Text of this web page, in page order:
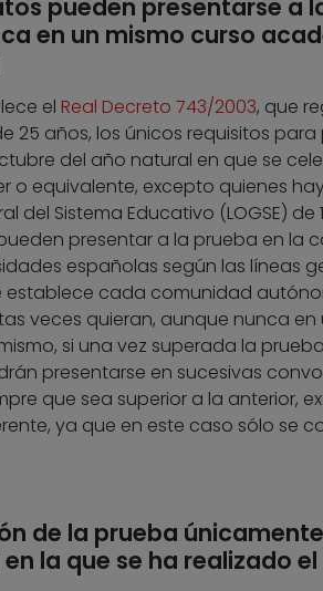
pueden presentarse a
en un mismo curso
el Real Decreto 743/2003, que
25 años, los únicos requisitos
del año natural en que se
o equivalente, excepto quienes
del Sistema Educativo (LOGSE) de
presentar a la prueba en la
españolas según las líneas
cada comunidad
veces quieran, aunque nunca
si una vez superada la
presentarse en sucesivas
que sea superior a la anterior,
ya que en este caso sólo se
de la prueba
la que se ha realizado